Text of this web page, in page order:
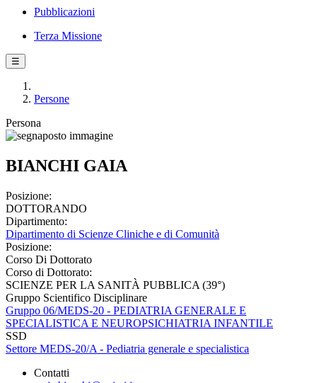
Pubblicazioni
Terza Missione
☰
Persone
Persona
BIANCHI GAIA
Posizione:
DOTTORANDO
Dipartimento:
Dipartimento di Scienze Cliniche e di Comunità
Posizione:
Corso Di Dottorato
Corso di Dottorato:
SCIENZE PER LA SANITÀ PUBBLICA (39°)
Gruppo Scientifico Disciplinare
Gruppo 06/MEDS-20 - PEDIATRIA GENERALE E
SPECIALISTICA E NEUROPSICHIATRIA INFANTILE
SSD
Settore MEDS-20/A - Pediatria generale e specialistica
Contatti